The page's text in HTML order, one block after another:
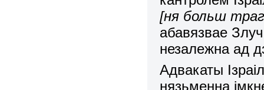
[ня больш
абавязвае
незалежна ад
Адвакаты
нязьменна